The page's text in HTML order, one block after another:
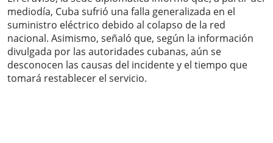
mediodía, Cuba sufrió una falla generalizada en el
suministro eléctrico debido al colapso de la red
nacional. Asimismo, señaló que, según la información
divulgada por las autoridades cubanas, aún se
desconocen las causas del incidente y el tiempo que
tomará restablecer el servicio.